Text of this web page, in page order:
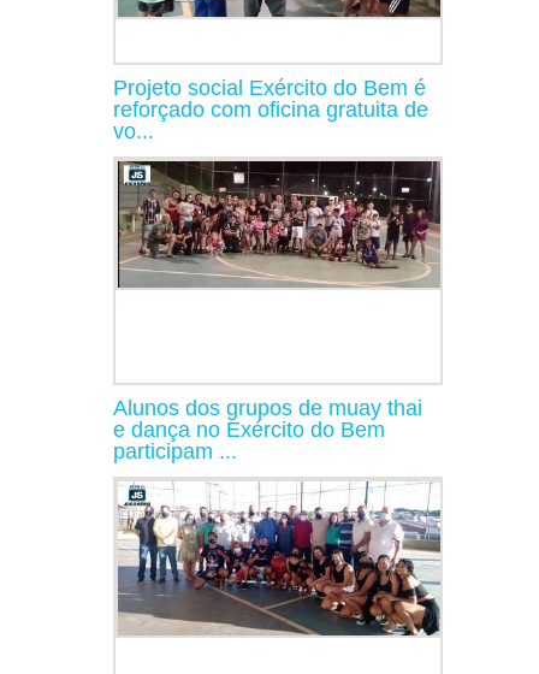
Projeto social Exército do Bem é
reforçado com oficina gratuita de
vo...
Alunos dos grupos de muay thai
e dança no Exército do Bem
participam ...